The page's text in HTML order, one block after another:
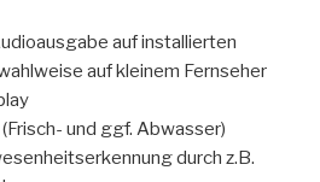
auf installierten
auf kleinem Fernseher
und ggf. Abwasser)
durch z.B.